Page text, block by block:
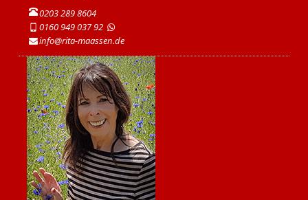
0203 289 8604
0160 949 037 92
info@rita-maassen.de